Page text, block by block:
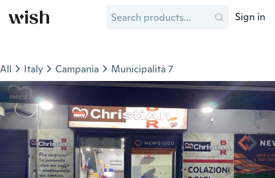
Sign in
All Italy Campania Municipalità 7